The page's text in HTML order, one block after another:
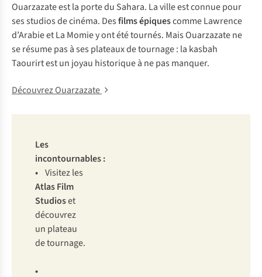
Ouarzazate est la porte du Sahara. La ville est connue pour
ses studios de cinéma. Desfilms épiquescommeLawrence
d’ArabieetLa Momiey ont été tournés. Mais Ouarzazate ne
se résume pas à ses plateaux de tournage : la kasbah
Taourirt est un joyau historique à ne pas manquer.
Découvrez Ouarzazate
Les
incontournables :
• Visitez les
Atlas Film
Studioset
découvrez
un plateau
de tournage.
•